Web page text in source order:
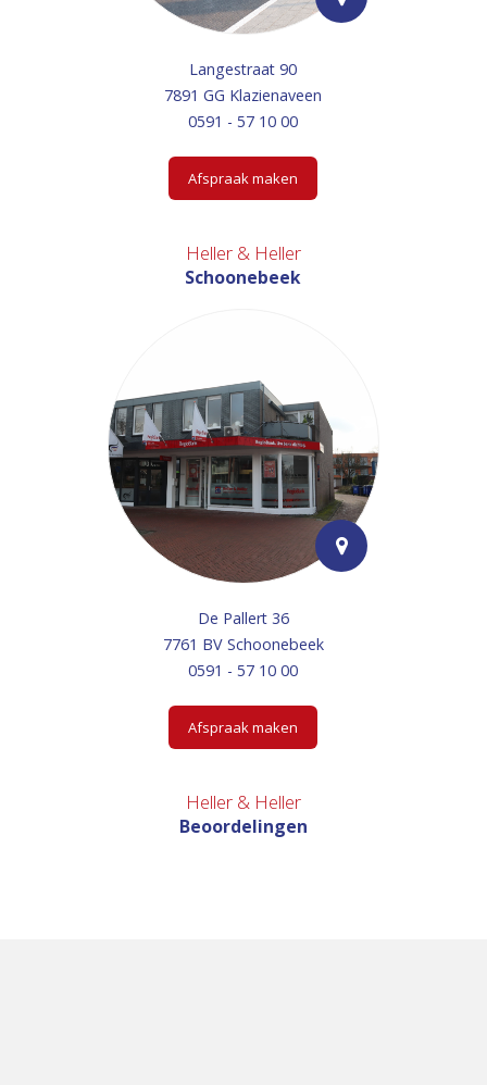
Langestraat 90
7891 GG Klazienaveen
0591 - 57 10 00
Afspraak maken
Heller & Heller
Schoonebeek
De Pallert 36
7761 BV Schoonebeek
0591 - 57 10 00
Afspraak maken
Heller & Heller
Beoordelingen